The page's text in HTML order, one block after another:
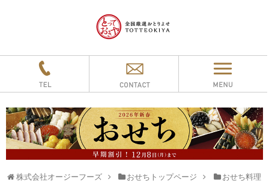
株式会社オージーフーズ おせちトップページ
おせち料理